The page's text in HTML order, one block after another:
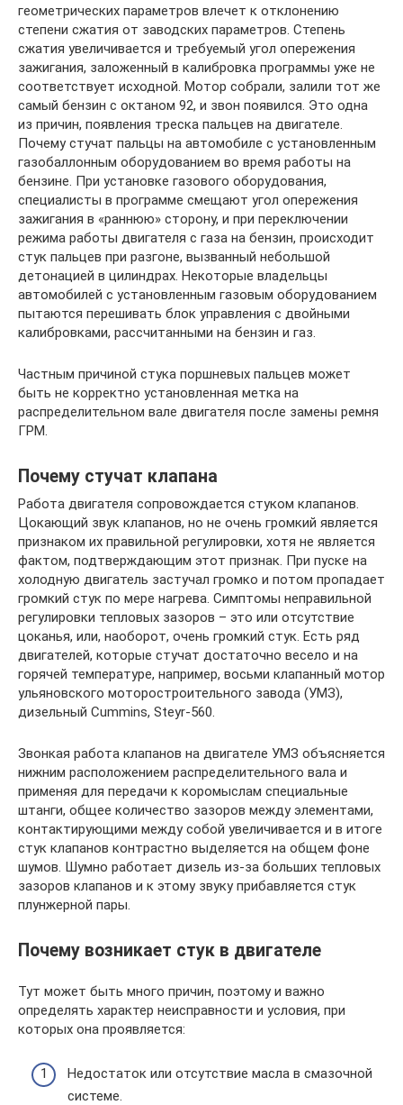
геометрических параметров влечет к отклонению
степени сжатия от заводских параметров. Степень
сжатия увеличивается и требуемый угол опережения
зажигания, заложенный в калибровка программы уже не
соответствует исходной. Мотор собрали, залили тот же
самый бензин с октаном 92, и звон появился. Это одна
из причин, появления треска пальцев на двигателе.
Почему стучат пальцы на автомобиле с установленным
газобаллонным оборудованием во время работы на
бензине. При установке газового оборудования,
специалисты в программе смещают угол опережения
зажигания в «раннюю» сторону, и при переключении
режима работы двигателя с газа на бензин, происходит
стук пальцев при разгоне, вызванный небольшой
детонацией в цилиндрах. Некоторые владельцы
автомобилей с установленным газовым оборудованием
пытаются перешивать блок управления с двойными
калибровками, рассчитанными на бензин и газ.
Частным причиной стука поршневых пальцев может
быть не корректно установленная метка на
распределительном вале двигателя после замены ремня
ГРМ.
Почему стучат клапана
Работа двигателя сопровождается стуком клапанов.
Цокающий звук клапанов, но не очень громкий является
признаком их правильной регулировки, хотя не является
фактом, подтверждающим этот признак. При пуске на
холодную двигатель застучал громко и потом пропадает
громкий стук по мере нагрева. Симптомы неправильной
регулировки тепловых зазоров – это или отсутствие
цоканья, или, наоборот, очень громкий стук. Есть ряд
двигателей, которые стучат достаточно весело и на
горячей температуре, например, восьми клапанный мотор
ульяновского моторостроительного завода (УМЗ),
дизельный Cummins, Steyr-560.
Звонкая работа клапанов на двигателе УМЗ объясняется
нижним расположением распределительного вала и
применяя для передачи к коромыслам специальные
штанги, общее количество зазоров между элементами,
контактирующими между собой увеличивается и в итоге
стук клапанов контрастно выделяется на общем фоне
шумов. Шумно работает дизель из-за больших тепловых
зазоров клапанов и к этому звуку прибавляется стук
плунжерной пары.
Почему возникает стук в двигателе
Тут может быть много причин, поэтому и важно
определять характер неисправности и условия, при
которых она проявляется:
Недостаток или отсутствие масла в смазочной
системе.